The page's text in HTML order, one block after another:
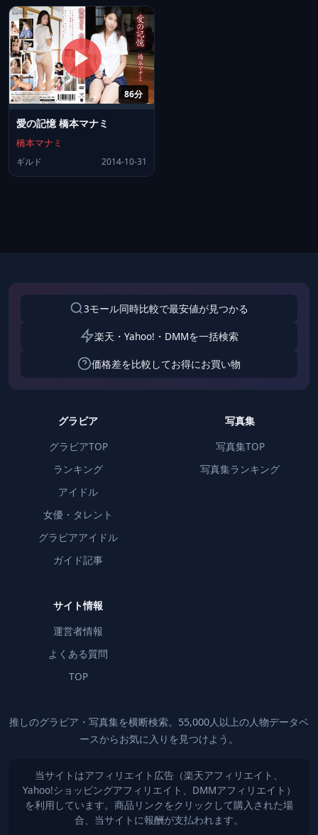
86分
愛の記憶 橋本マナミ
橋本マナミ
ギルド 2014-10-31
3モール同時比較で最安値が見つかる
楽天・Yahoo!・DMMを一括検索
価格差を比較してお得にお買い物
グラビア
グラビアTOP
ランキング
アイドル
女優・タレント
グラビアアイドル
ガイド記事
写真集
写真集TOP
写真集ランキング
サイト情報
運営者情報
よくある質問
TOP
推しのグラビア・写真集を横断検索。55,000人以上の人物データベ
ースからお気に入りを見つけよう。
当サイトはアフィリエイト広告（楽天アフィリエイト、
Yahoo!ショッピングアフィリエイト、DMMアフィリエイト）
を利用しています。商品リンクをクリックして購入された場
合、当サイトに報酬が支払われます。